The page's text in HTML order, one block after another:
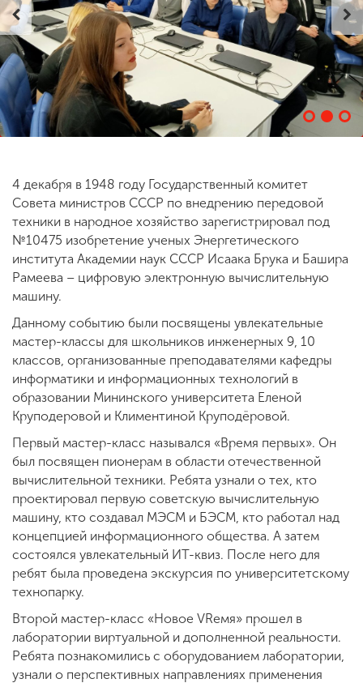
ENG SPN CHI
Приемная
4 декабря в 1948 году Государственный комитет
Совета министров СССР по внедрению передовой
техники в народное хозяйство зарегистрировал под
№10475 изобретение ученых Энергетического
института Академии наук СССР Исаака Брука и Башира
Рамеева – цифровую электронную вычислительную
машину.
Данному событию были посвящены увлекательные
мастер-классы для школьников инженерных 9, 10
классов, организованные преподавателями кафедры
информатики и информационных технологий в
образовании Мининского университета Еленой
Круподеровой и Климентиной Круподёровой.
Первый мастер-класс назывался «Время первых». Он
был посвящен пионерам в области отечественной
вычислительной техники. Ребята узнали о тех, кто
проектировал первую советскую вычислительную
машину, кто создавал МЭСМ и БЭСМ, кто работал над
концепцией информационного общества. А затем
состоялся увлекательный ИТ-квиз. После него для
ребят была проведена экскурсия по университетскому
технопарку.
Второй мастер-класс «Новое VRемя» прошел в
лаборатории виртуальной и дополненной реальности.
Ребята познакомились с оборудованием лаборатории,
узнали о перспективных направлениях применения